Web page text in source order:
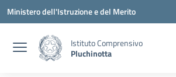
Vai ai contenuti
Vai al menu di navigazione
Vai al footer
Ministero dell'Istruzione e del Merito
Istituto Comprensivo
Pluchinotta